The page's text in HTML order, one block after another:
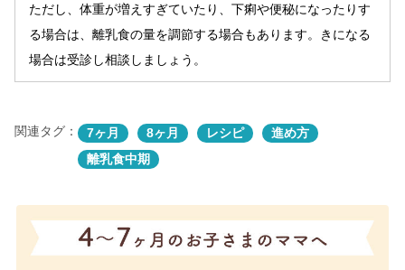
ただし、体重が増えすぎていたり、下痢や便秘になったりす
る場合は、離乳食の量を調節する場合もあります。きになる
場合は受診し相談しましょう。
関連タグ： 7ヶ月 8ヶ月 レシピ
進め方
離乳食中期